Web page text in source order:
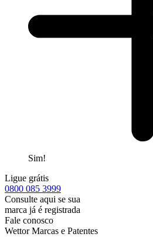
Sim!
Ligue grátis
0800 085 3999
Consulte aqui se sua
marca já é registrada
Fale conosco
Wettor Marcas e Patentes